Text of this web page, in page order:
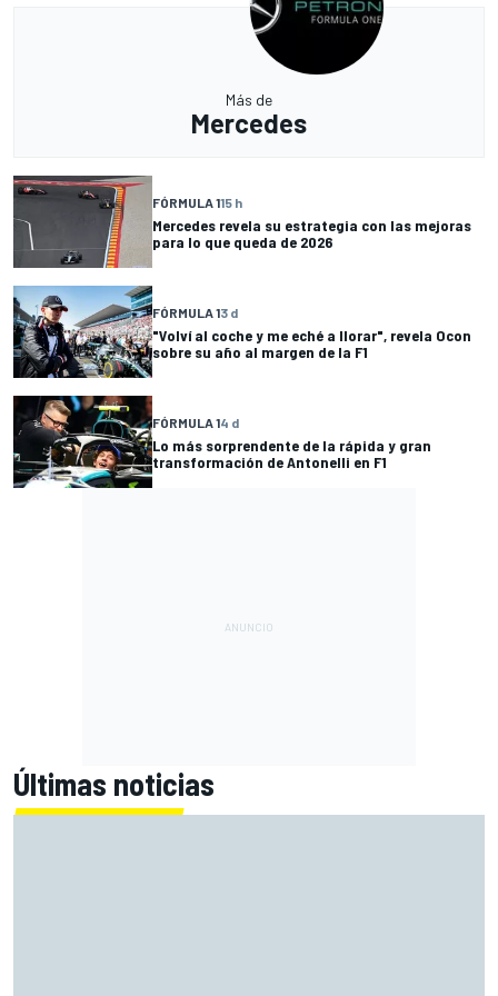
Más de
Mercedes
FÓRMULA 115 h
Mercedes revela su estrategia con las mejoras
para lo que queda de 2026
FÓRMULA 13 d
"Volví al coche y me eché a llorar", revela Ocon
sobre su año al margen de la F1
FÓRMULA 14 d
Lo más sorprendente de la rápida y gran
transformación de Antonelli en F1
Últimas noticias